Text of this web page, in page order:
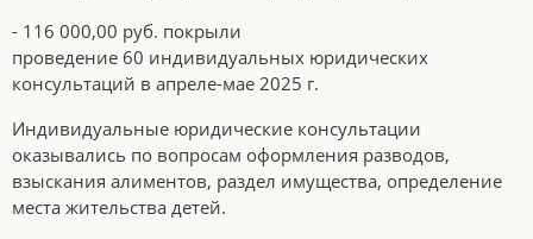
- 116 000,00 руб. покрыли
проведение 60 индивидуальных юридических
консультаций в апреле-мае 2025 г.
Индивидуальные юридические консультации
оказывались по вопросам оформления разводов,
взыскания алиментов, раздел имущества, определение
места жительства детей.